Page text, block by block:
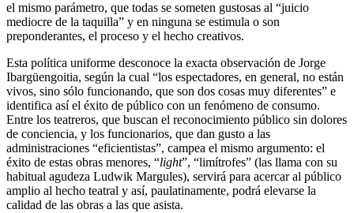
el mismo parámetro, que todas se someten gustosas al “juicio
mediocre de la taquilla” y en ninguna se estimula o son
preponderantes, el proceso y el hecho creativos.
Esta política uniforme desconoce la exacta observación de Jorge
Ibargüengoitia, según la cual “los espectadores, en general, no están
vivos, sino sólo funcionando, que son dos cosas muy diferentes” e
identifica así el éxito de público con un fenómeno de consumo.
Entre los teatreros, que buscan el reconocimiento público sin dolores
de conciencia, y los funcionarios, que dan gusto a las
administraciones “eficientistas”, campea el mismo argumento: el
éxito de estas obras menores, “light”, “limítrofes” (las llama con su
habitual agudeza Ludwik Margules), servirá para acercar al público
amplio al hecho teatral y así, paulatinamente, podrá elevarse la
calidad de las obras a las que asista.